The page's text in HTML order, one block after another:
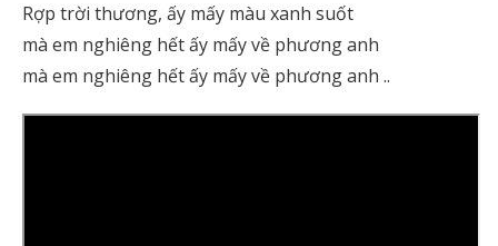
Rợp trời thương, ấy mấy màu xanh suốt
mà em nghiêng hết ấy mấy về phương anh
mà em nghiêng hết ấy mấy về phương anh ..